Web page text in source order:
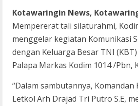
Kotawaringin News,
Mempererat tali silaturahmi,
menggelar kegiatan Komunikasi
dengan Keluarga Besar TNI
Palapa Markas Kodim 1014 /Pbn,
“Dalam sambutannya, Komandan
Letkol Arh Drajad Tri Putro S.E,